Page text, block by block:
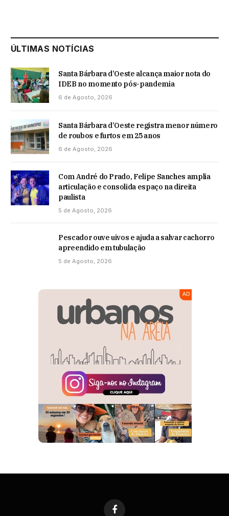
ÚLTIMAS NOTÍCIAS
Santa Bárbara d’Oeste alcança maior nota do
IDEB no momento pós-pandemia
6 de Agosto, 2026
Santa Bárbara d’Oeste registra menor número
de roubos e furtos em 25 anos
6 de Agosto, 2026
Com André do Prado, Felipe Sanches amplia
articulação e consolida espaço na direita
paulista
5 de Agosto, 2026
Pescador ouve uivos e ajuda a salvar cachorro
apreendido em tubulação
5 de Agosto, 2026
Facebook